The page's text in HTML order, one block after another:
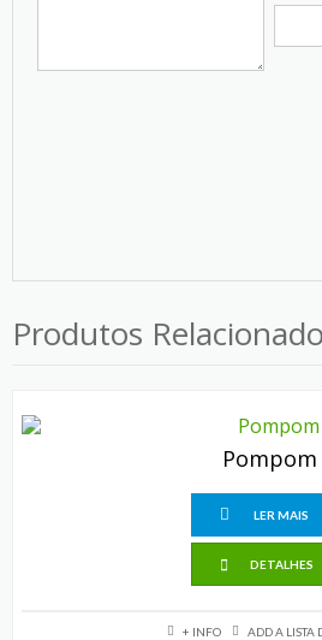
Produtos
Pompom
LER MAIS
DETALHES
+ INFO ADD A LISTA